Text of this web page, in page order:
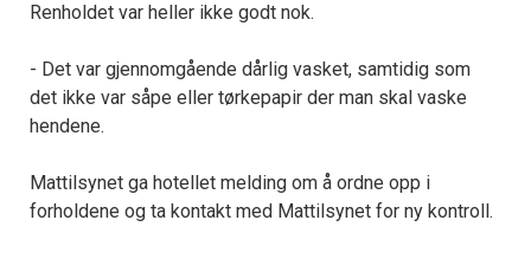
Renholdet var heller ikke godt nok.
- Det var gjennomgående dårlig vasket, samtidig som
det ikke var såpe eller tørkepapir der man skal vaske
hendene.
Mattilsynet ga hotellet melding om å ordne opp i
forholdene og ta kontakt med Mattilsynet for ny kontroll.